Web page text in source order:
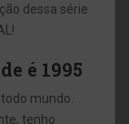
dessa série
é 1995
mundo.
tenho